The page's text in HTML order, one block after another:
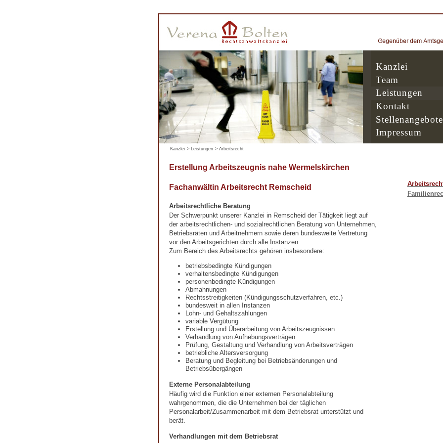
Kanzlei
Team
Leistungen
Kontakt
Stellenangebote
Impressum
Kanzlei > Leistungen > Arbeitsrecht
Erstellung Arbeitszeugnis nahe Wermelskirchen
Fachanwältin Arbeitsrecht Remscheid
Arbeitsrechtliche Beratung
Der Schwerpunkt unserer Kanzlei in Remscheid der Tätigkeit liegt auf
der arbeitsrechtlichen- und sozialrechtlichen Beratung von Unternehmen,
Betriebsräten und Arbeitnehmern sowie deren bundesweite Vertretung
vor den Arbeitsgerichten durch alle Instanzen.
Zum Bereich des Arbeitsrechts gehören insbesondere:
betriebsbedingte Kündigungen
verhaltensbedingte Kündigungen
personenbedingte Kündigungen
Abmahnungen
Rechtsstreitigkeiten (Kündigungsschutzverfahren, etc.)
bundesweit in allen Instanzen
Lohn- und Gehaltszahlungen
variable Vergütung
Erstellung und Überarbeitung von Arbeitszeugnissen
Verhandlung von Aufhebungsverträgen
Prüfung, Gestaltung und Verhandlung von Arbeitsverträgen
betriebliche Altersversorgung
Beratung und Begleitung bei Betriebsänderungen und
Betriebsübergängen
Externe Personalabteilung
Häufig wird die Funktion einer externen Personalabteilung
wahrgenommen, die die Unternehmen bei der täglichen
Personalarbeit/Zusammenarbeit mit dem Betriebsrat unterstützt und
berät.
Verhandlungen mit dem Betriebsrat